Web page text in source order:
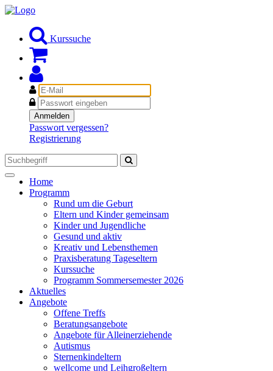
Kurssuche
E-
Mail
Passwort
Anmelden
Passwort vergessen?
Registrierung
Toggle
navigation
Home
Programm
Rund um die Geburt
Eltern und Kinder gemeinsam
Kinder und Jugendliche
Gesund und aktiv
Kreativ und Lebensthemen
Praxisberatung Tageseltern
Kurssuche
Programm Sommersemester 2026
Aktuelles
Angebote
Offene Treffs
Beratungsangebote
Angebote für Alleinerziehende
Autismus
Sternenkindeltern
wellcome und Leihgroßeltern